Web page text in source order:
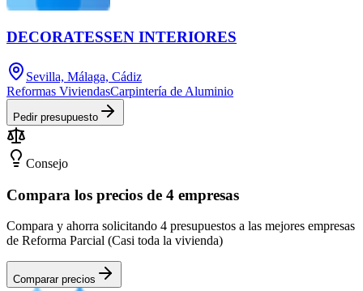
DECORATESSEN INTERIORES
Sevilla, Málaga, Cádiz
Reformas ViviendasCarpintería de Aluminio
Pedir presupuesto
Consejo
Compara los precios de 4 empresas
Compara y ahorra solicitando 4 presupuestos a las mejores empresas
de Reforma Parcial (Casi toda la vivienda)
Comparar precios